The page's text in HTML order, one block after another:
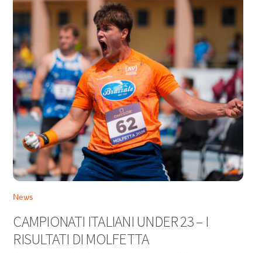
News
CAMPIONATI ITALIANI UNDER 23 – I
RISULTATI DI MOLFETTA